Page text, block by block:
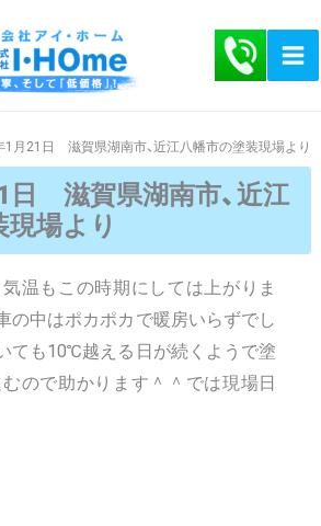
1月21日 滋賀県湖南市、近江八幡市の塗装現場より
日 滋賀県湖南市、近江
現場より
温もこの時期にしては上がりま
の中はポカポカで暖房いらずでし
ても10℃越える日が続くようで塗
ので助かります＾＾では現場日